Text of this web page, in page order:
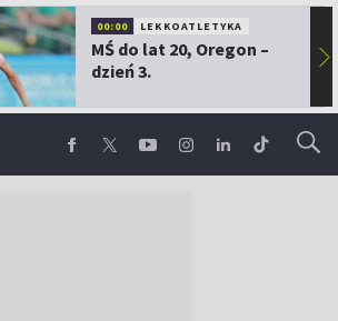
00:00 LEKKOATLETYKA
MŚ do lat 20, Oregon –
dzień 3.
▶